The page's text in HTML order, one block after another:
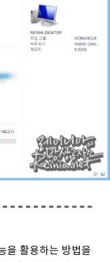
을 활용하는 방법을